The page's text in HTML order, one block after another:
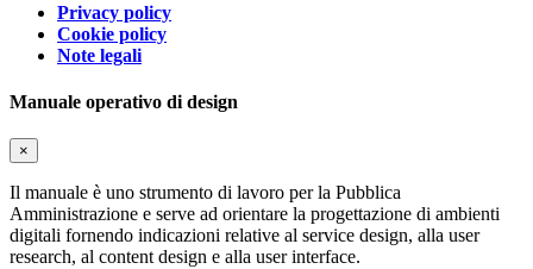
Privacy policy
Cookie policy
Note legali
Manuale operativo di design
×
Il manuale è uno strumento di lavoro per la Pubblica
Amministrazione e serve ad orientare la progettazione di ambienti
digitali fornendo indicazioni relative al service design, alla user
research, al content design e alla user interface.